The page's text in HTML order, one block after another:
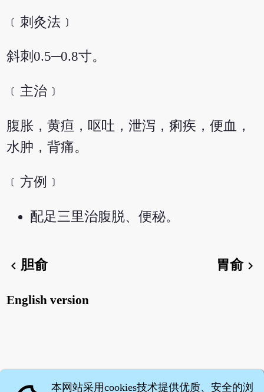
﹝刺灸法﹞
斜刺0.5─0.8寸。
﹝主治﹞
腹胀，黄疸，呕吐，泄泻，痢疾，便血，
水肿，背痛。
﹝方例﹞
配足三里治腹脱、便秘。
chevron_left胆俞 胃俞chevron_right
English version
本网站采用cookies技术提供优质、安全的浏